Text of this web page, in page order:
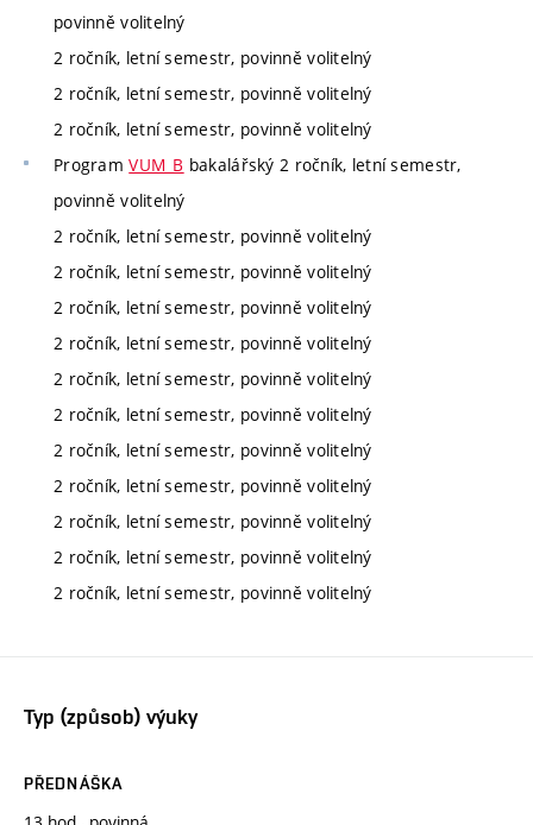
povinně volitelný
2 ročník, letní semestr, povinně volitelný
2 ročník, letní semestr, povinně volitelný
2 ročník, letní semestr, povinně volitelný
ProgramVUM_B bakalářský 2 ročník, letní semestr,
povinně volitelný
2 ročník, letní semestr, povinně volitelný
2 ročník, letní semestr, povinně volitelný
2 ročník, letní semestr, povinně volitelný
2 ročník, letní semestr, povinně volitelný
2 ročník, letní semestr, povinně volitelný
2 ročník, letní semestr, povinně volitelný
2 ročník, letní semestr, povinně volitelný
2 ročník, letní semestr, povinně volitelný
2 ročník, letní semestr, povinně volitelný
2 ročník, letní semestr, povinně volitelný
2 ročník, letní semestr, povinně volitelný
Typ (způsob) výuky
PŘEDNÁŠKA